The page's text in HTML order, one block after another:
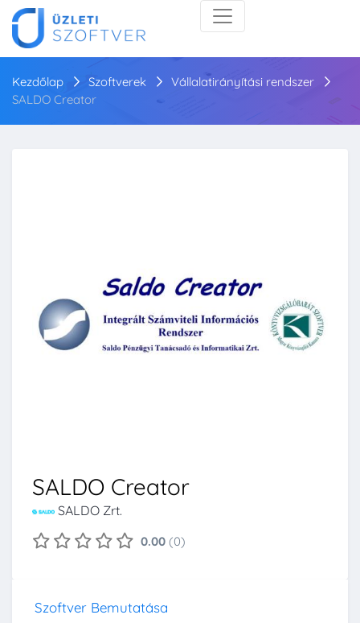
Kezdőlap Szoftverek
Vállalatirányítási rendszer
SALDO Creator
SALDO Creator
SALDO Zrt.
0.00 (0)
Szoftver Bemutatása